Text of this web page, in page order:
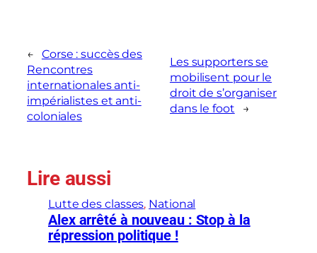
←
Corse : succès des
Rencontres
internationales anti-
impérialistes et anti-
coloniales
Les supporters se
mobilisent pour le
droit de s’organiser
dans le foot
→
Lire aussi
Lutte des classes, National
Alex arrêté à nouveau : Stop à la
répression politique !